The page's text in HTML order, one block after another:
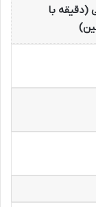
(دقیقه با